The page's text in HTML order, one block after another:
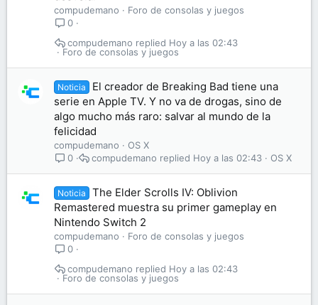
compudemano
Foro de consolas y juegos
0
Foro de consolas y juegos
Hoy a las 02:43
compudemano
Noticia
El creador de Breaking Bad tiene una
serie en Apple TV. Y no va de drogas, sino de
algo mucho más raro: salvar al mundo de la
felicidad
compudemano
OS X
0
OS X
Hoy a las 02:43
compudemano
Noticia
The Elder Scrolls IV: Oblivion
Remastered muestra su primer gameplay en
Nintendo Switch 2
compudemano
Foro de consolas y juegos
0
Foro de consolas y juegos
Hoy a las 02:43
compudemano